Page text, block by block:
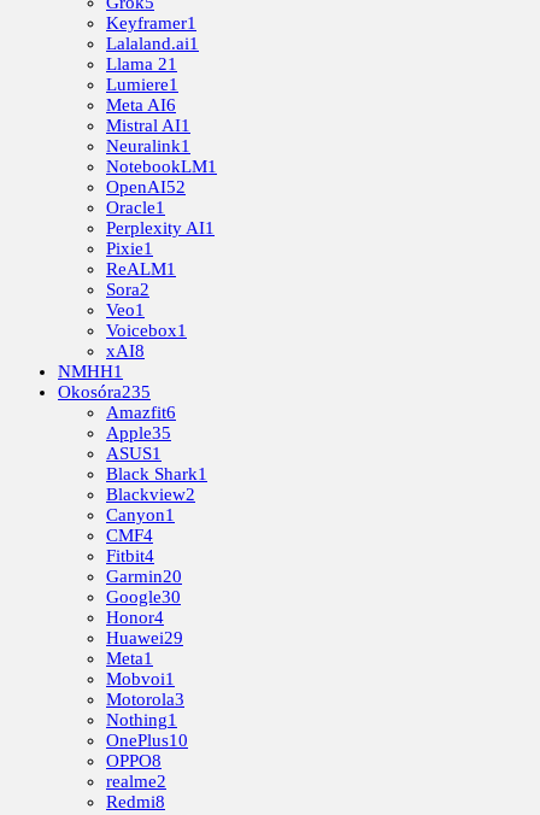
Keyframer1
Lalaland.ai1
Llama 21
Lumiere1
Meta AI6
Mistral AI1
Neuralink1
NotebookLM1
OpenAI52
Oracle1
Perplexity AI1
Pixie1
ReALM1
Sora2
Veo1
Voicebox1
xAI8
NMHH1
Okosóra235
Amazfit6
Apple35
ASUS1
Black Shark1
Blackview2
Canyon1
CMF4
Fitbit4
Garmin20
Google30
Honor4
Huawei29
Meta1
Mobvoi1
Motorola3
Nothing1
OnePlus10
OPPO8
realme2
Redmi8